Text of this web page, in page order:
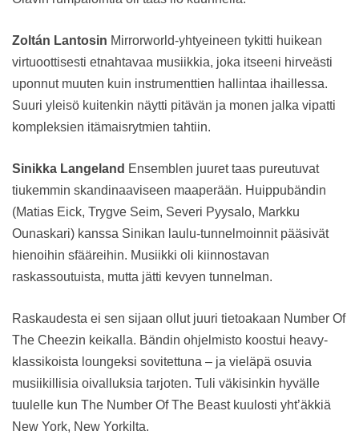
Zoltán Lantosin Mirrorworld-yhtyeineen tykitti huikean
virtuoottisesti etnahtavaa musiikkia, joka itseeni hirveästi
uponnut muuten kuin instrumenttien hallintaa ihaillessa.
Suuri yleisö kuitenkin näytti pitävän ja monen jalka vipatti
kompleksien itämaisrytmien tahtiin.
Sinikka Langeland Ensemblen juuret taas pureutuvat
tiukemmin skandinaaviseen maaperään. Huippubändin
(Matias Eick, Trygve Seim, Severi Pyysalo, Markku
Ounaskari) kanssa Sinikan laulu-tunnelmoinnit pääsivät
hienoihin sfääreihin. Musiikki oli kiinnostavan
raskassoutuista, mutta jätti kevyen tunnelman.
Raskaudesta ei sen sijaan ollut juuri tietoakaan Number Of
The Cheezin keikalla. Bändin ohjelmisto koostui heavy-
klassikoista loungeksi sovitettuna – ja vieläpä osuvia
musiikillisia oivalluksia tarjoten. Tuli väkisinkin hyvälle
tuulelle kun The Number Of The Beast kuulosti yht’äkkiä
New York, New Yorkilta.